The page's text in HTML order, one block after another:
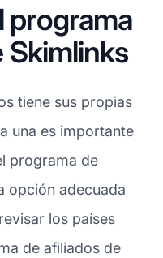
programa
Skimlinks
tiene sus propias
una es importante
programa de
opción adecuada
los países
de afiliados de